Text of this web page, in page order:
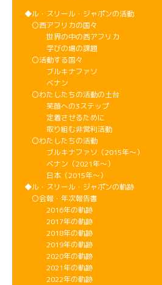
◆ル・スリール・ジャポンの活動
〇西アフリカの国々
世界の中の西アフリカ
学びの場の課題
〇活動する国々
ブルキナファソ
ベナン
〇わたしたちの活動の土台
笑顔への3ステップ
定着させるために
取り組む非営利活動
〇わたしたちの活動
ブルキナファソ（2015年～）
ベナン（2021年～）
日本（2015年～）
◆ル・スリール・ジャポンの軌跡
〇会報・年次報告書
2016年の軌跡
2017年の軌跡
2018年の軌跡
2019年の軌跡
2020年の軌跡
2021年の軌跡
2022年の軌跡